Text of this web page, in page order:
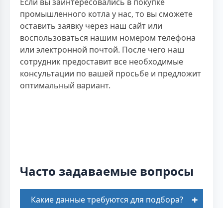
промышленного котла у нас, то вы сможете
оставить заявку через наш сайт или
воспользоваться нашим номером телефона
или электронной почтой. После чего наш
сотрудник предоставит все необходимые
консультации по вашей просьбе и предложит
оптимальный вариант.
Часто задаваемые вопросы
Какие данные требуются для подбора?